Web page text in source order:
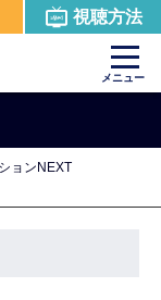
視聴方法
メニュー
ョンNEXT